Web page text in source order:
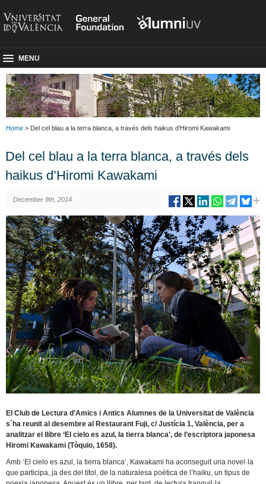
MENU
Home > Del cel blau a la terra blanca, a través dels haikus d’Hiromi Kawakami
Del cel blau a la terra blanca, a través dels
haikus d’Hiromi Kawakami
December 9th, 2014
El Club de Lectura d’Amics i Antics Alumnes de la Universitat de València
s´ha reunit al desembre al Restaurant Fuji, c/ Justícia 1, València, per a
analitzar el llibre ‘El cielo es azul, la tierra blanca’, de l’escriptora japonesa
Hiromi Kawakami (Tòquio, 1658).
Amb ‘El cielo es azul, la tierra blanca’, Kawakami ha aconseguit una novel·la
que participa, ja des del títol, de la naturalesa poètica de l’haiku, un tipus de